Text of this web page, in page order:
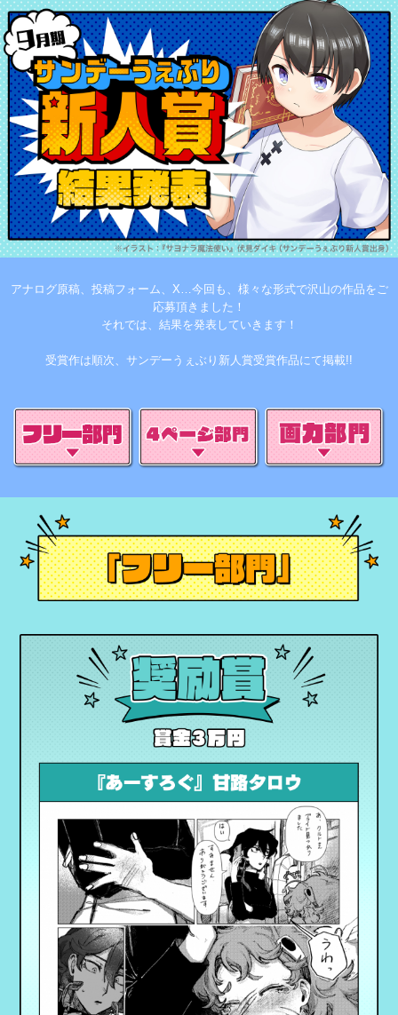
アナログ原稿、投稿フォーム、X…今回も、様々な形式で沢山の作品をご
応募頂きました！
それでは、結果を発表していきます！
受賞作は順次、サンデーうぇぶり新人賞受賞作品にて掲載!!